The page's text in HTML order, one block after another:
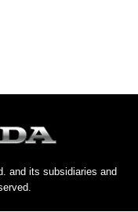
and its subsidiaries and